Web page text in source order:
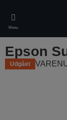
main
content
Menu
Epson
Udgået